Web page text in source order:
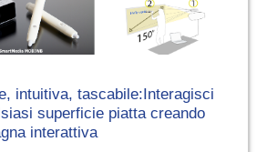
intuitiva, tascabile:Interagisci
superficie piatta creando
interattiva